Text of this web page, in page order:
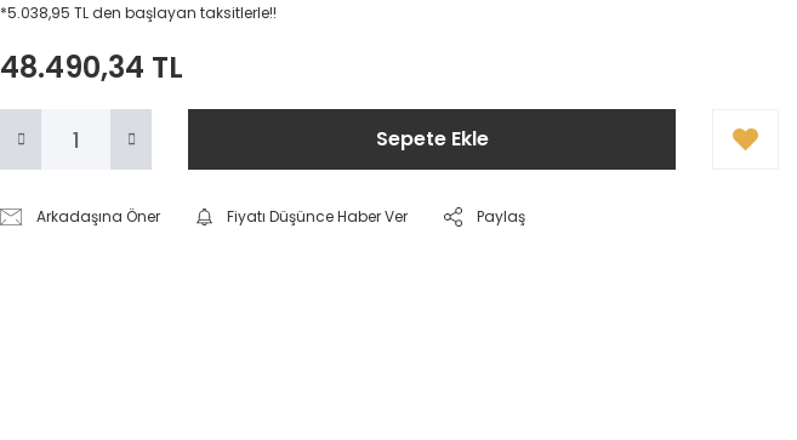
*5.038,95 TL den başlayan taksitlerle!!
48.490,34 TL
Sepete Ekle
Arkadaşına Öner Fiyatı Düşünce Haber Ver Paylaş